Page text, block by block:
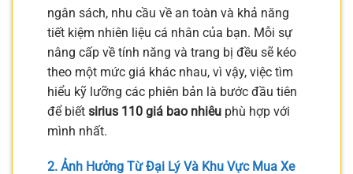
ngân sách, nhu cầu về an toàn và khả năng
tiết kiệm nhiên liệu cá nhân của bạn. Mỗi sự
nâng cấp về tính năng và trang bị đều sẽ kéo
theo một mức giá khác nhau, vì vậy, việc tìm
hiểu kỹ lưỡng các phiên bản là bước đầu tiên
để biết sirius 110 giá bao nhiêu phù hợp với
mình nhất.
2. Ảnh Hưởng Từ Đại Lý Và Khu Vực Mua Xe